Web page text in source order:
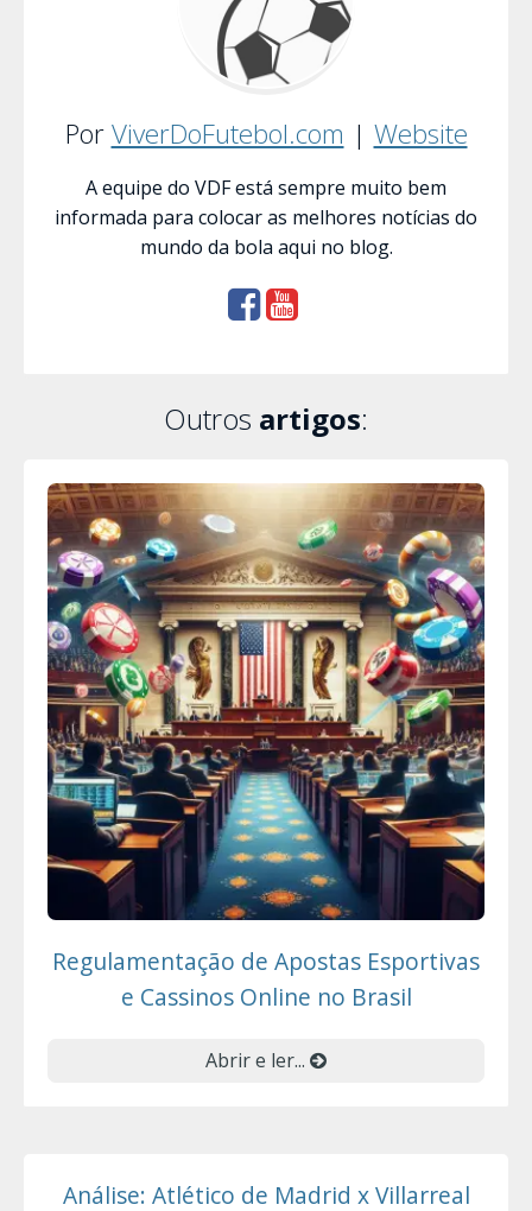
Por ViverDoFutebol.com | Website
A equipe do VDF está sempre muito bem
informada para colocar as melhores notícias do
mundo da bola aqui no blog.
Outros artigos:
Regulamentação de Apostas Esportivas
e Cassinos Online no Brasil
Abrir e ler...
Análise: Atlético de Madrid x Villarreal